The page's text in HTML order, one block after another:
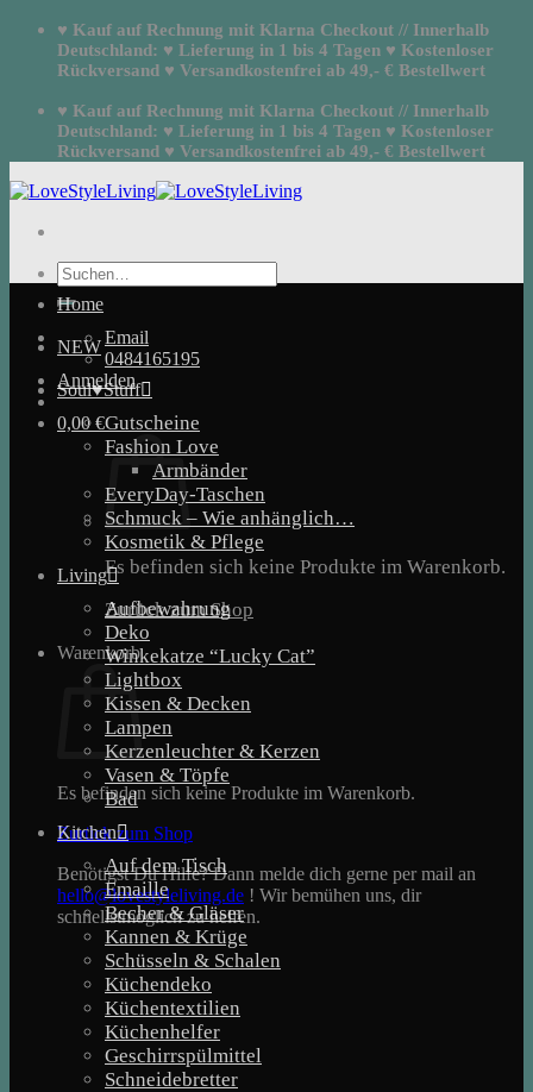
Zum
springen
♥ Kauf auf Rechnung mit Klarna Checkout // Innerhalb
Deutschland: ♥ Lieferung in 1 bis 4 Tagen ♥ Kostenloser
Rückversand ♥ Versandkostenfrei ab 49,- € Bestellwert
♥ Kauf auf Rechnung mit Klarna Checkout // Innerhalb
Deutschland: ♥ Lieferung in 1 bis 4 Tagen ♥ Kostenloser
Rückversand ♥ Versandkostenfrei ab 49,- € Bestellwert
Suchen
nach:
Email
0484165195
Anmelden
0,00€
Es befinden sich keine Produkte im Warenkorb.
Zurück zum Shop
Warenkorb
Es befinden sich keine Produkte im Warenkorb.
Zurück zum Shop
Benötigst Du Hilfe? Dann melde dich gerne per mail an
hello@lovestyleliving.de ! Wir bemühen uns, dir
schnellstmöglich zu helfen.
Home
NEW
Soul♥Stuff
Gutscheine
Fashion Love
Armbänder
EveryDay-Taschen
Schmuck – Wie anhänglich…
Kosmetik & Pflege
Living
Aufbewahrung
Deko
Winkekatze “Lucky Cat”
Lightbox
Kissen & Decken
Lampen
Kerzenleuchter & Kerzen
Vasen & Töpfe
Bad
Kitchen
Auf dem Tisch
Emaille
Becher & Gläser
Kannen & Krüge
Schüsseln & Schalen
Küchendeko
Küchentextilien
Küchenhelfer
Geschirrspülmittel
Schneidebretter